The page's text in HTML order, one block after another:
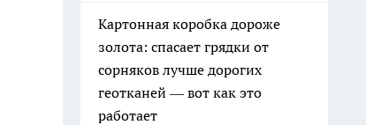
Картонная коробка дороже
золота: спасает грядки от
сорняков лучше дорогих
геотканей — вот как это
работает